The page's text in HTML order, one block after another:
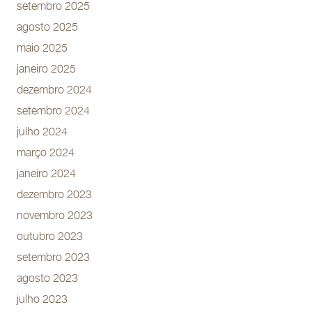
setembro 2025
agosto 2025
maio 2025
janeiro 2025
dezembro 2024
setembro 2024
julho 2024
março 2024
janeiro 2024
dezembro 2023
novembro 2023
outubro 2023
setembro 2023
agosto 2023
julho 2023